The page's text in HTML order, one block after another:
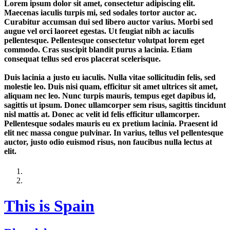
Lorem ipsum dolor sit amet, consectetur adipiscing elit.
Maecenas iaculis turpis mi, sed sodales tortor auctor ac.
Curabitur accumsan dui sed libero auctor varius. Morbi sed
augue vel orci laoreet egestas. Ut feugiat nibh ac iaculis
pellentesque. Pellentesque consectetur volutpat lorem eget
commodo. Cras suscipit blandit purus a lacinia. Etiam
consequat tellus sed eros placerat scelerisque.
Duis lacinia a justo eu iaculis. Nulla vitae sollicitudin felis, sed
molestie leo. Duis nisi quam, efficitur sit amet ultrices sit amet,
aliquam nec leo. Nunc turpis mauris, tempus eget dapibus id,
sagittis ut ipsum. Donec ullamcorper sem risus, sagittis tincidunt
nisl mattis at. Donec ac velit id felis efficitur ullamcorper.
Pellentesque sodales mauris eu ex pretium lacinia. Praesent id
elit nec massa congue pulvinar. In varius, tellus vel pellentesque
auctor, justo odio euismod risus, non faucibus nulla lectus at
elit.
This is Spain